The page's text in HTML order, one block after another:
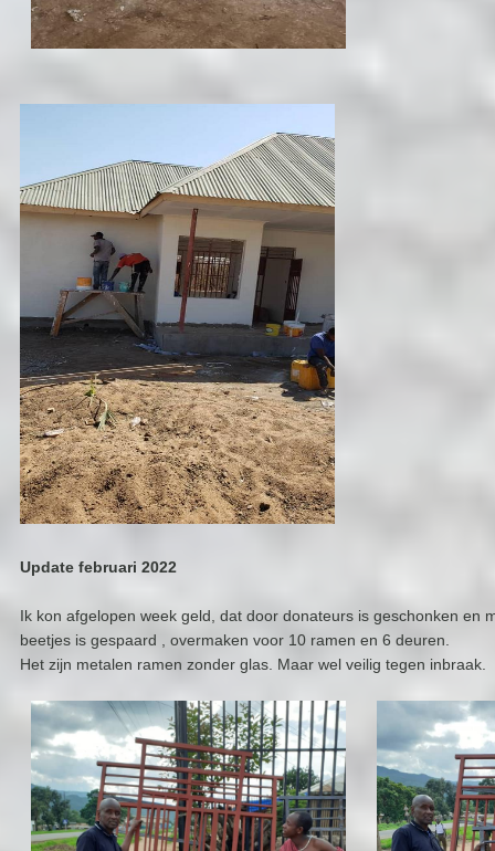
Update februari 2022
Ik kon afgelopen week geld, dat door donateurs is geschonken en
beetjes is gespaard , overmaken voor 10 ramen en 6 deuren.
Het zijn metalen ramen zonder glas. Maar wel veilig tegen inbraak.